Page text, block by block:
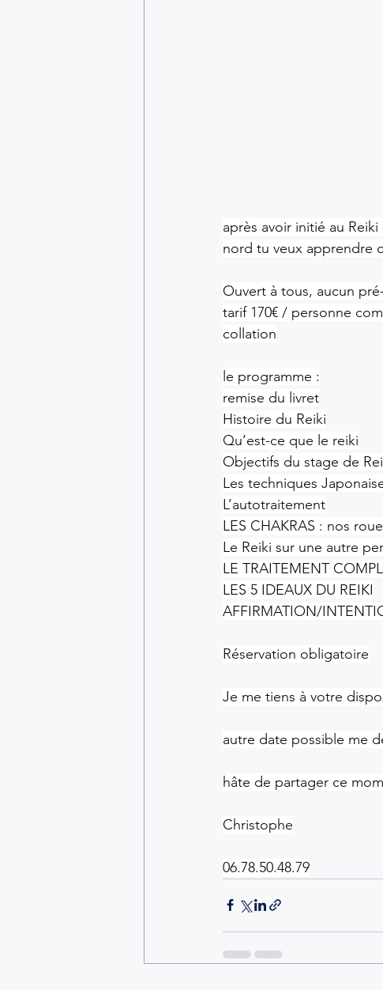
après avoir initié au
nord tu veux apprendre
Ouvert à tous, aucun
tarif 170€ / personne
collation
le programme :
remise du livret
Histoire du Reiki
Qu’est-ce que le reiki
Objectifs du stage de
Les techniques
L’autotraitement
LES CHAKRAS : nos
Le Reiki sur une autre
LE TRAITEMENT
LES 5 IDEAUX DU REIKI
AFFIRMATION/
Réservation obligatoire
Je me tiens à votre
autre date possible me
hâte de partager ce
Christophe
06.78.50.48.79